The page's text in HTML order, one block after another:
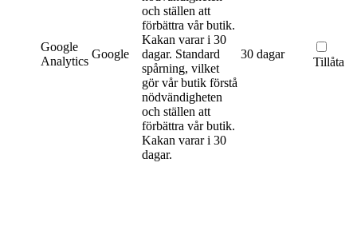
Google
Analytics
Google
och ställen att
förbättra vår butik.
Kakan varar i 30
dagar. Standard
spårning, vilket
gör vår butik förstå
nödvändigheten
och ställen att
förbättra vår butik.
Kakan varar i 30
dagar.
30 dagar
Tillåta